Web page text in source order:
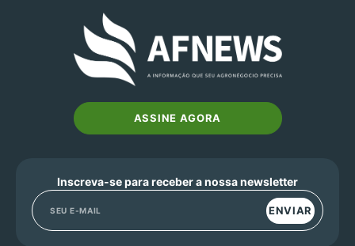
ASSINE AGORA
Inscreva-se para receber a nossa newsletter
ENVIAR